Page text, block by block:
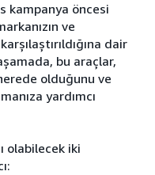
kampanya öncesi
ve
dair
bu araçlar,
olduğunu ve
yardımcı
olabilecek iki